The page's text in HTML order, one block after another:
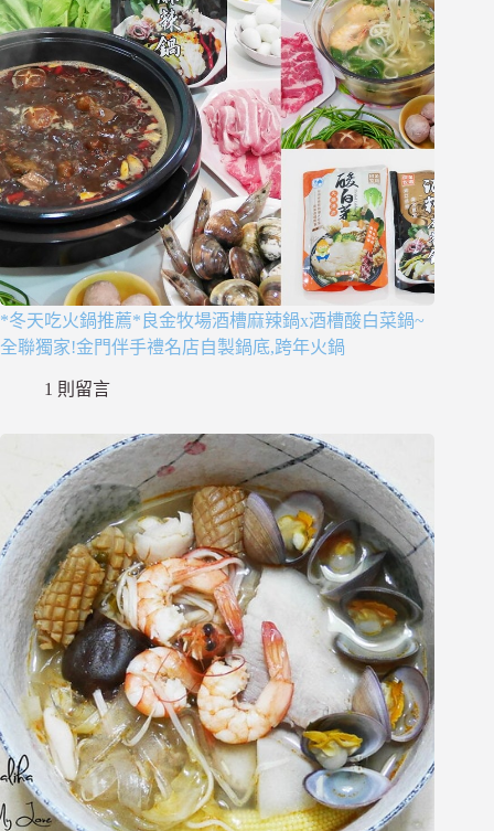
*冬天吃火鍋推薦*良金牧場酒槽麻辣鍋x酒槽酸白菜鍋~
全聯獨家!金門伴手禮名店自製鍋底,跨年火鍋
1 則留言